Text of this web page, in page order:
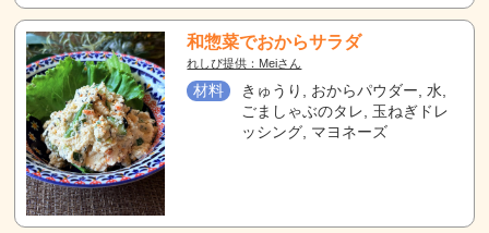
和惣菜でおからサラダ
れしぴ提供：Meiさん
材料
きゅうり, おからパウダー, 水,
ごましゃぶのタレ, 玉ねぎドレ
ッシング, マヨネーズ